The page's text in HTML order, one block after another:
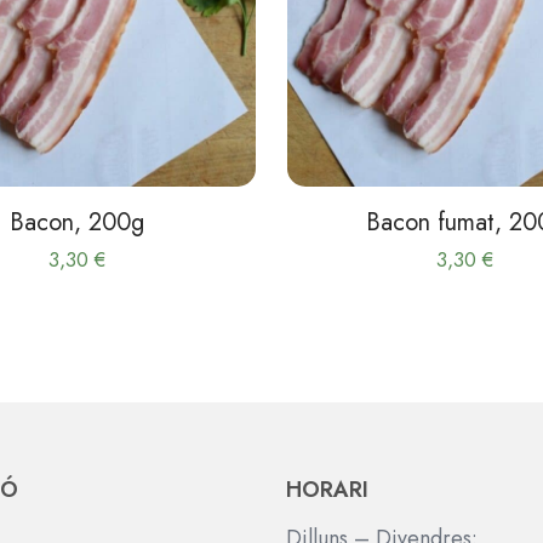
poden
triar
a
la
producte
poden
triar
a
la
Bacon, 200g
3,30€
Bacon fumat,
3,30€
HORARI